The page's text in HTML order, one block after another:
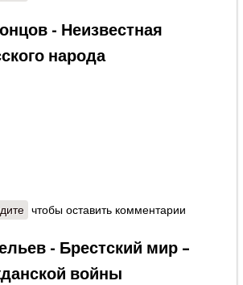
- Неизвестная
народа
Воронцов - Неизвестная история
чтобы оставить комментарии
- Брестский мир –
войны